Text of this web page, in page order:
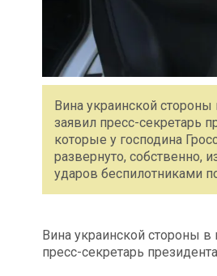
Вина украинской
заявил пресс-секретарь
которые у господина
развернуто, собственно,
ударов беспилотниками
Вина украинской стороны в
пресс-секретарь